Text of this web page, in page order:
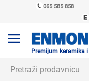
065 585 858
Premijum keramika